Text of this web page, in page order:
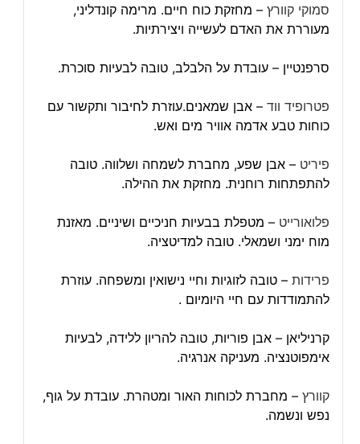
סמוקי קוורץ– מחזקת כוח חיים. מרימה קונדליני,
מעוררת את האדם לעשייה ויצירתיות.
סרפנטיין – עובדת על הלבלב, טובה לבעיות סוכרת.
פטרופיד ווד– אבן שמאנים.עוזרת לחיבור ותקשור עם
כוחות טבע אדמה אוויר מים ואש.
פיריט – אבן שפע, מחברת לשמחה ושלווה. טובה
להתפתחות רוחנית. מחזקת את ההילה.
פלואורייט – מטפלת בבעיות חניכיים ושיניים. מאזנת
מוח ימני ושמאלי. טובה למדיטציה.
פרידות– טובה לזוגיות וחיי נישואין ומשפחה. עוזרת
להתמודדות עם חיי היומיום .
קרניליאן – אבן פוריות, טובה להריון ללידה, לבעיות
אימפוטנציה. מעניקה אנרגיה.
קוורץ– מחברת לכוחות האור ומטהרת. עובדת על גוף,
נפש ונשמה.